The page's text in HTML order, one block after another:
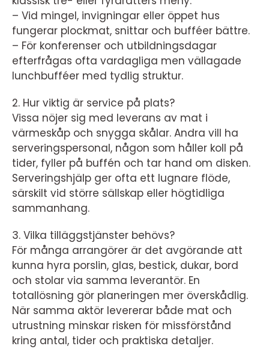
– Vid mingel, invigningar eller öppet hus
fungerar plockmat, snittar och bufféer bättre.
– För konferenser och utbildningsdagar
efterfrågas ofta vardagliga men vällagade
lunchbufféer med tydlig struktur.
2. Hur viktig är service på plats?
Vissa nöjer sig med leverans av mat i
värmeskåp och snygga skålar. Andra vill ha
serveringspersonal, någon som håller koll på
tider, fyller på buffén och tar hand om disken.
Serveringshjälp ger ofta ett lugnare flöde,
särskilt vid större sällskap eller högtidliga
sammanhang.
3. Vilka tilläggstjänster behövs?
För många arrangörer är det avgörande att
kunna hyra porslin, glas, bestick, dukar, bord
och stolar via samma leverantör. En
totallösning gör planeringen mer överskådlig.
När samma aktör levererar både mat och
utrustning minskar risken för missförstånd
kring antal, tider och praktiska detaljer.